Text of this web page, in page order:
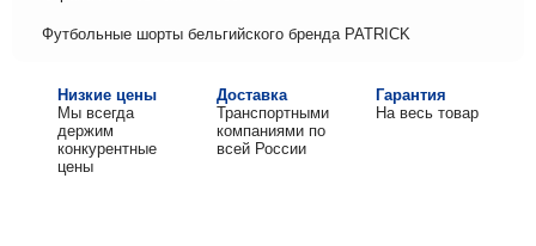
Футбольные шорты бельгийского бренда PATRICK
Низкие цены
Мы всегда
держим
конкурентные
цены
Доставка
Транспортными
компаниями по
всей России
Гарантия
На весь товар